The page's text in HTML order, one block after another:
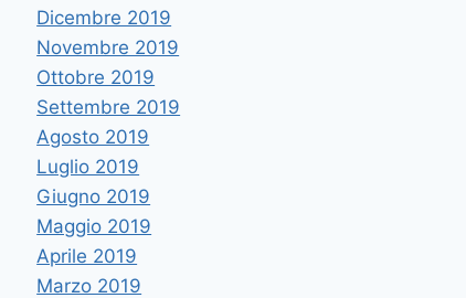
Dicembre 2019
Novembre 2019
Ottobre 2019
Settembre 2019
Agosto 2019
Luglio 2019
Giugno 2019
Maggio 2019
Aprile 2019
Marzo 2019